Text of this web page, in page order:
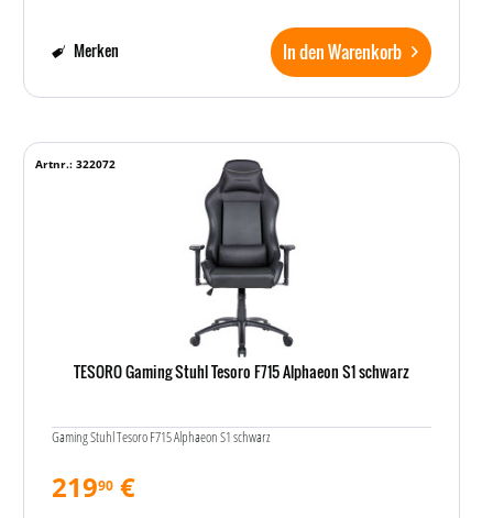
In den Warenkorb
Merken
TESORO Gaming Stuhl Tesoro F715 Alphaeon S1 schwarz
Gaming Stuhl Tesoro F715 Alphaeon S1 schwarz
Artnr.: 322072
21990 €